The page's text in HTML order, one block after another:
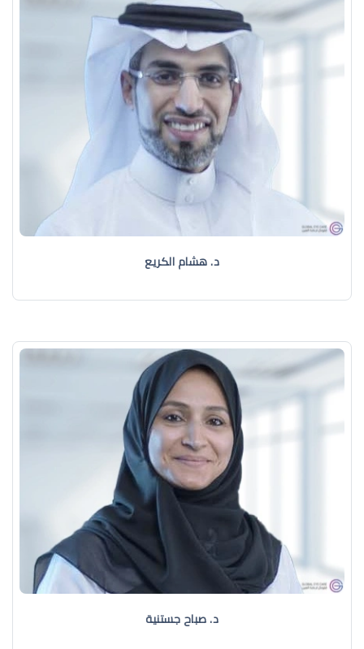
د. هشام الكريع
د. صباح جستنية